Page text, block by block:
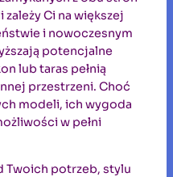
Ci na większej
i nowoczesnym
potencjalne
lub taras pełnią
przestrzeni. Choć
modeli, ich wygoda
w pełni
Twoich potrzeb, stylu